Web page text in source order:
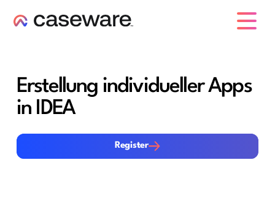
Erstellung individueller Apps
in IDEA
Register
Register